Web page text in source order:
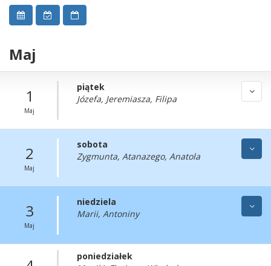
Maj
1
Maj
piątek
Józefa, Jeremiasza, Filipa
2
Maj
sobota
Zygmunta, Atanazego, Anatola
3
Maj
niedziela
Marii, Antoniny
poniedziałek